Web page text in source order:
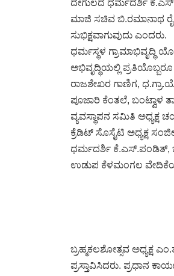
ದೇಗುಲದ ಧರ್ಮದರ್ಶಿ
ಮಾಜಿ ಸಚಿವ ಬಿ.ರಮಾನಾಥ
ಸುಭಿಕ್ಷವಾಗುವುದು ಎಂದರು.
ಧರ್ಮಸ್ಥಳ ಗ್ರಾಮಾಭಿವೃದ್ಧಿ
ಅಭಿವೃದ್ಧಿಯಲ್ಲಿ
ರಾಜಶೇಖರ ಗಾಣಿಗ,
ಪೂಜಾರಿ ಕೆಂತಲೆ, ಬಂಟ್ವಾಳ
ವ್ಯವಸ್ಥಾಪನ ಸಮಿತಿ ಅಧ್ಯಕ್ಷ
ಕ್ರೆಡಿಟ್ ಸೊಸೈಟಿ ಅಧ್ಯಕ್ಷ
ಧರ್ಮದರ್ಶಿ ಕೆ.ಎಸ್.ಪಂಡಿತ್,
ಉಡುಪ ಕೆಳಮಂಗಲ
ಬ್ರಹ್ಮಕಲಶೋತ್ಸವ ಅಧ್ಯಕ್ಷ
ಪ್ರಸ್ತಾವಿಸಿದರು. ಪ್ರಧಾನ